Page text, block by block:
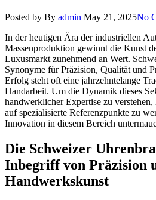
Posted by By admin May 21, 2025No
In der heutigen Ära der industriellen
Massenproduktion gewinnt die Kunst
Luxusmarkt zunehmend an Wert.
Synonyme für Präzision, Qualität und
Erfolg steht oft eine jahrzehntelange
Handarbeit. Um die Dynamik dieses
handwerklicher Expertise zu
auf spezialisierte Referenzpunkte zu
Innovation in diesem Bereich
Die Schweizer
Inbegriff von Präzision
Handwerkskunst